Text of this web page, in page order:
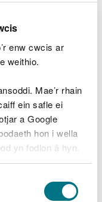
enw cwcis ar
weithio.
Mae’r rhain
ein safle ei
a Google
hon i wella
yn fodlon â hyn.
dewis.
i chi ddewis.
hirdymor i
cadarn yn
bod unrhyw
yn darparu
amgylcheddol
wrth gefnogi